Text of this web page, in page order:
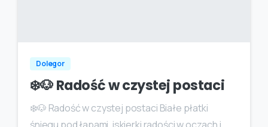
Dolegor
❄️🐶 Radość w czystej postaci
❄️🐶 Radość w czystej postaci Białe płatki